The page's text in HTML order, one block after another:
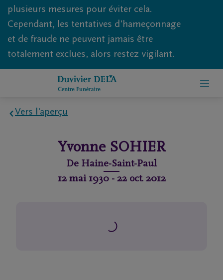
plusieurs mesures pour éviter cela.
Cependant, les tentatives d'hameçonnage
et de fraude ne peuvent jamais être
totalement exclues, alors restez vigilant.
Vers l'aperçu
Yvonne SOHIER
De Haine-Saint-Paul
12 mai 1930- 22 oct. 2012